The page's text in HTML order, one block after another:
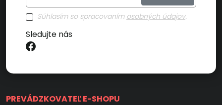
Súhlasím so spracovaním osobných údajov.
Sledujte nás
PREVÁDZKOVATEĽ E-SHOPU